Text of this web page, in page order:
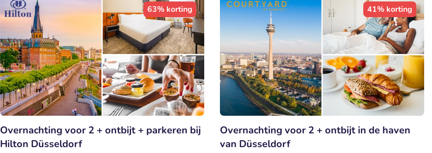
63% korting
Overnachting voor 2 + ontbijt + parkeren bij
Hilton Düsseldorf
41% korting
Overnachting voor 2 + ontbijt in de haven
van Düsseldorf